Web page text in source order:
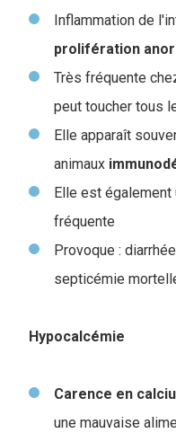
Inflammation de
prolifération
Très fréquente
peut toucher tous
Elle apparaît
animaux
Elle est également
fréquente
Provoque :
septicémie
Hypocalcémie
Carence en
une mauvaise